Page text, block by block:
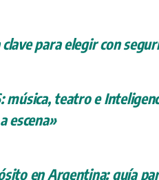
para elegir con
música, teatro e
escena»
en Argentina: guía